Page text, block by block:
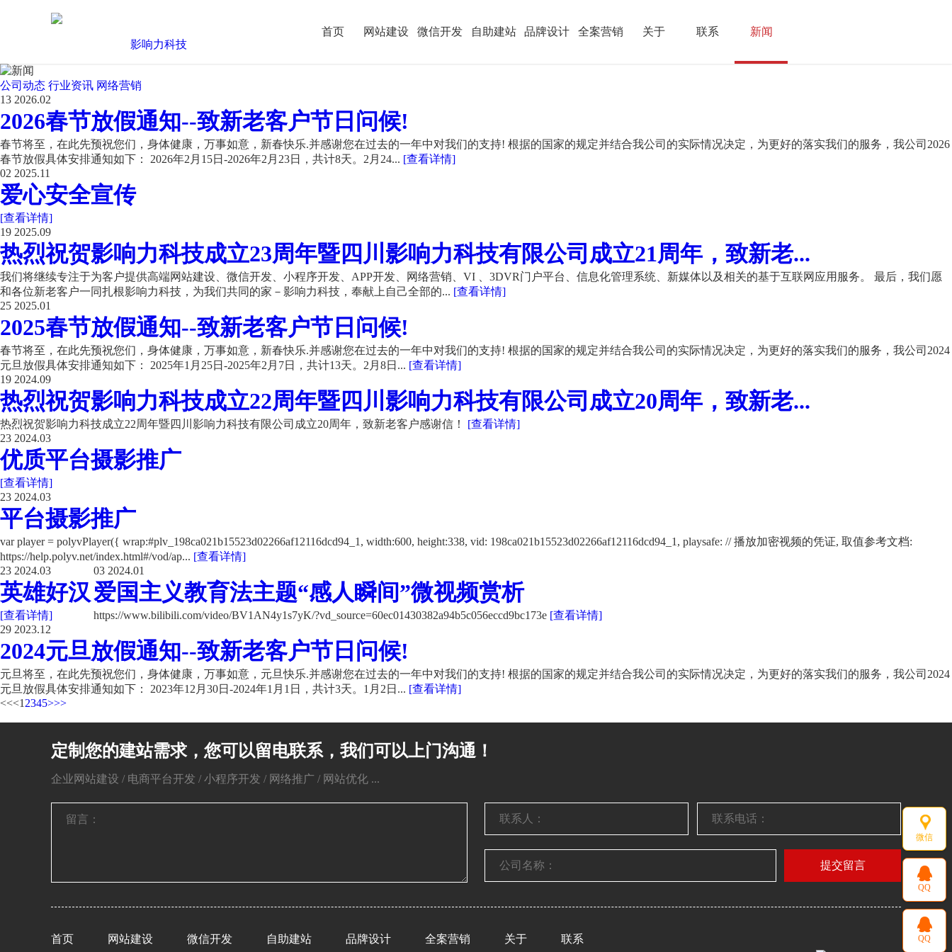
首页 网站建设 微信开发 自助建站 品牌设计 全案营销 关于 联系 新闻
公司动态 行业资讯 网络营销
13 2026.02
2026春节放假通知--致新老客户节日问候!
春节将至，在此先预祝您们，身体健康，万事如意，新春快乐.并感谢您在过去的一年中对我们的支持! 根据的国家的规定并结合我公司的实际情况决定，为更好的落实我们的服务，我公司2026
春节放假具体安排通知如下： 2026年2月15日-2026年2月23日，共计8天。2月24... [查看详情]
02 2025.11
爱心安全宣传
[查看详情]
19 2025.09
热烈祝贺影响力科技成立23周年暨四川影响力科技有限公司成立21周年，致新老...
我们将继续专注于为客户提供高端网站建设、微信开发、小程序开发、APP开发、网络营销、VI 、3DVR门户平台、信息化管理系统、新媒体以及相关的基于互联网应用服务。 最后，我们愿
和各位新老客户一同扎根影响力科技，为我们共同的家－影响力科技，奉献上自己全部的... [查看详情]
25 2025.01
2025春节放假通知--致新老客户节日问候!
春节将至，在此先预祝您们，身体健康，万事如意，新春快乐.并感谢您在过去的一年中对我们的支持! 根据的国家的规定并结合我公司的实际情况决定，为更好的落实我们的服务，我公司2024
元旦放假具体安排通知如下： 2025年1月25日-2025年2月7日，共计13天。2月8日... [查看详情]
19 2024.09
热烈祝贺影响力科技成立22周年暨四川影响力科技有限公司成立20周年，致新老...
热烈祝贺影响力科技成立22周年暨四川影响力科技有限公司成立20周年，致新老客户感谢信！ [查看详情]
23 2024.03
优质平台摄影推广
[查看详情]
23 2024.03
平台摄影推广
var player = polyvPlayer({ wrap:#plv_198ca021b15523d02266af12116dcd94_1, width:600, height:338, vid: 198ca021b15523d02266af12116dcd94_1, playsafe: // 播放加密视频的凭证, 取值参考文档:
https://help.polyv.net/index.html#/vod/ap... [查看详情]
23 2024.03
英雄好汉
[查看详情]
03 2024.01
爱国主义教育法主题“感人瞬间”微视频赏析
https://www.bilibili.com/video/BV1AN4y1s7yK/?vd_source=60ec01430382a94b5c056eccd9bc173e [查看详情]
29 2023.12
2024元旦放假通知--致新老客户节日问候!
元旦将至，在此先预祝您们，身体健康，万事如意，元旦快乐.并感谢您在过去的一年中对我们的支持! 根据的国家的规定并结合我公司的实际情况决定，为更好的落实我们的服务，我公司2024
元旦放假具体安排通知如下： 2023年12月30日-2024年1月1日，共计3天。1月2日... [查看详情]
<<<1 2345>>>
定制您的建站需求，您可以留电联系，我们可以上门沟通！
企业网站建设 / 电商平台开发 / 小程序开发 / 网络推广 / 网站优化 ...
提交留言
首页 网站建设 微信开发 自助建站 品牌设计 全案营销 关于 联系
QQ
QQ
微信